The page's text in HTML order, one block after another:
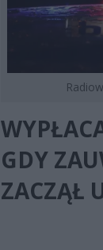
GDY
ZACZĄŁ